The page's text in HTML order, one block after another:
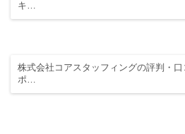
キ…
株式会社コアスタッフィングの評判・口
ポ…